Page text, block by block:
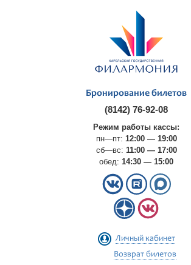
Бронирование билетов
(8142) 76-92-08
Режим работы кассы:
пн—пт: 12:00 — 19:00
сб—вс: 11:00 — 17:00
обед: 14:30 — 15:00
Личный кабинет
Возврат билетов